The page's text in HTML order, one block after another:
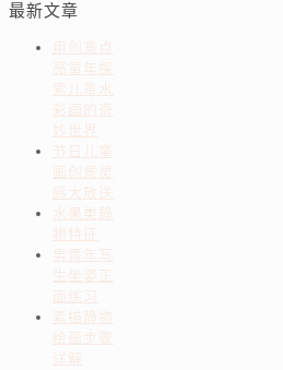
最新文章
用创意点
亮童年探
索儿童水
彩画的奇
妙世界
节日儿童
画创意灵
感大放送
水果类静
物特征
男青年写
生坐姿正
面练习
素描静物
绘画步骤
详解